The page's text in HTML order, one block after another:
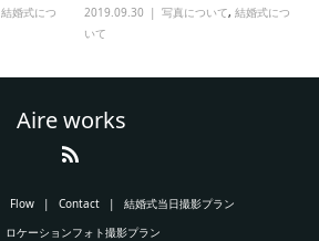
結婚式につ
2019.09.30 写真について,結婚式につ
いて
Aire works
Flow Contact
結婚式当日撮影プラン
ロケーションフォト撮影プラン